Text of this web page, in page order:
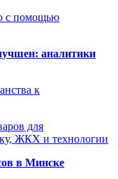
с помощью
аналитики
к
для
ЖКХ и технологии
в Минске